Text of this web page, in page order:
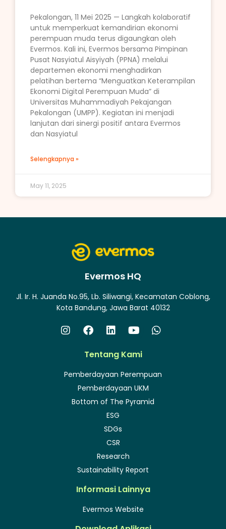
Pekalongan, 11 Mei 2025 — Langkah kolaboratif
untuk memperkuat kemandirian ekonomi
perempuan muda terus digaungkan oleh
Evermos. Kali ini, Evermos bersama Pimpinan
Pusat Nasyiatul Aisyiyah (PPNA) melalui
departemen ekonomi menghadirkan
pelatihan bertema “Menguatkan Keterampilan
Ekonomi Digital Perempuan Muda” di
Universitas Muhammadiyah Pekajangan
Pekalongan (UMPP). Kegiatan ini menjadi
lanjutan dari sinergi positif antara Evermos
dan Nasyiatul
Selengkapnya »
May 11, 2025
Evermos HQ
Jl. Ir. H. Juanda No.95, Lb. Siliwangi, Kecamatan Coblong,
Kota Bandung, Jawa Barat 40132
Tentang Kami
Pemberdayaan Perempuan
Pemberdayaan UKM
Bottom of The Pyramid
ESG
SDGs
CSR
Research
Sustainability Report
Informasi Lainnya
Evermos Website